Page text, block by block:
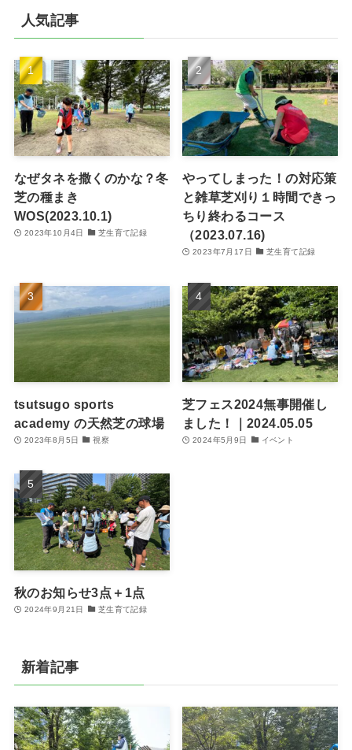
人気記事
なぜタネを撒くのかな？冬
芝の種まき
WOS(2023.10.1)
2023年10月4日 芝生育て記録
やってしまった！の対応策
と雑草芝刈り１時間できっ
ちり終わるコース
（2023.07.16)
2023年7月17日 芝生育て記録
tsutsugo sports
academy の天然芝の球場
2023年8月5日 視察
芝フェス2024無事開催し
ました！｜2024.05.05
2024年5月9日 イベント
秋のお知らせ3点＋1点
2024年9月21日 芝生育て記録
新着記事